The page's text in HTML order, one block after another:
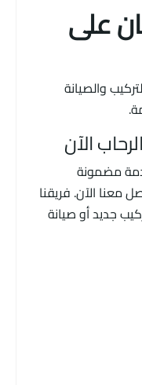
على
والصيانة
الآن
مضمونة
معنا الآن. فريقنا
جديد أو صيانة